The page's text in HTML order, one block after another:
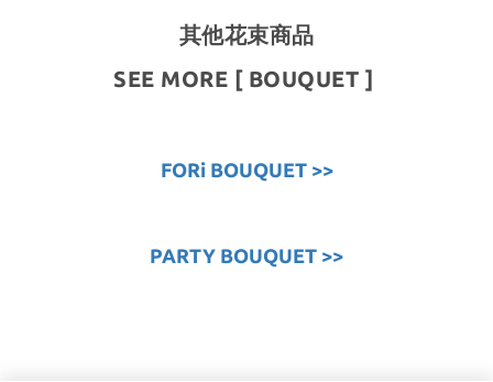
其他花束商品
SEE MORE [ BOUQUET ]
FORi BOUQUET >>
PARTY BOUQUET >>